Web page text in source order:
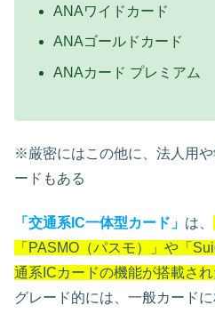
ANAワイドカード
ANAゴールドカード
ANAカード プレミアム
※厳密にはこの他に、法人用
ードもある
「 交通系IC一体型カード 」 は、
「PASMO（パスモ）」や「
通系ICカードの機能が搭載さ
グレード的には、一般カードに